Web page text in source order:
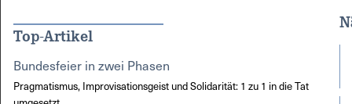
Top-Artikel
Bundesfeier in zwei Phasen
Pragmatismus, Improvisationsgeist und Solidarität: 1 zu 1 in die Tat